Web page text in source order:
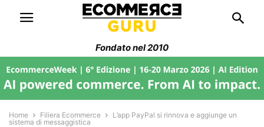
Fondato nel 2010
Home Filiera Ecommerce
L’app PayPal si rinnova e aggiunge un
sistema di messaggistica